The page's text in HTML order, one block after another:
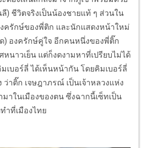
ลี) ชีวิตจริงเป็นน้องชายแท้ ๆ ส่วนใน
ครักษ์ของพี่ติก และนักแสดงหน้าใหม่
) องครักษ์คู่ใจ อีกคนหนึ่งของพี่ติ๊ก
หนาวเย็น แต่ก็งดงามหาที่เปรียบไม่ได้
เบอร์ลี่ ได้เห็นหน้ากัน โดยคิมเบอร์ลี่
าติ๊ก เจษฎาภรณ์ เป็นเจ้าหลวงแห่ง
มาในเมืองของตน ซึ่งฉากนี้เซ็ทเป็น
ำที่เมืองไทย